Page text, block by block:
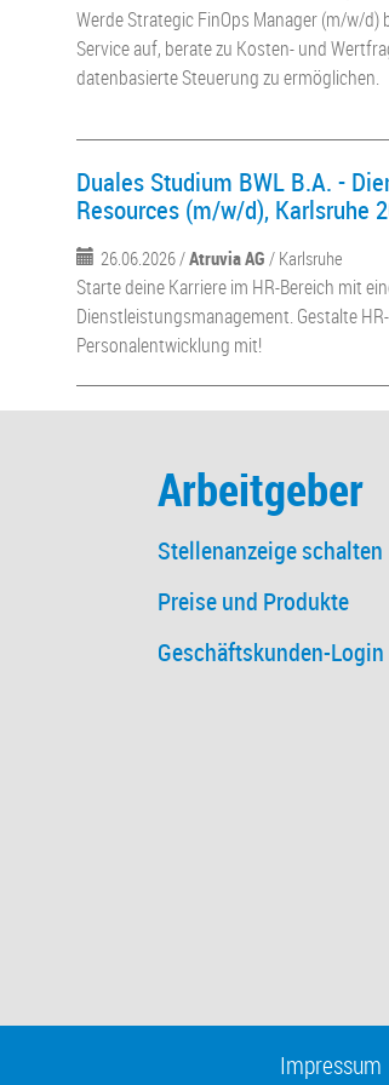
Werde Strategic FinOps Manager (m/w/d)
Service auf, berate zu Kosten- und
datenbasierte Steuerung zu ermöglichen.
Duales Studium BWL B.A. -
Resources (m/w/d), Karlsruhe
26.06.2026 /Atruvia AG / Karlsruhe
Starte deine Karriere im HR-Bereich mit
Dienstleistungsmanagement. Gestalte
Personalentwicklung mit!
Arbeitgeber
Stellenanzeige schalten
Preise und Produkte
Geschäftskunden-Login
Impressum